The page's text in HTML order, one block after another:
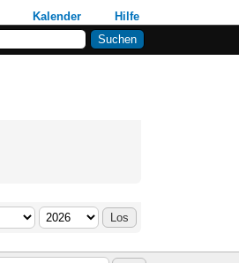
Kalender
Hilfe